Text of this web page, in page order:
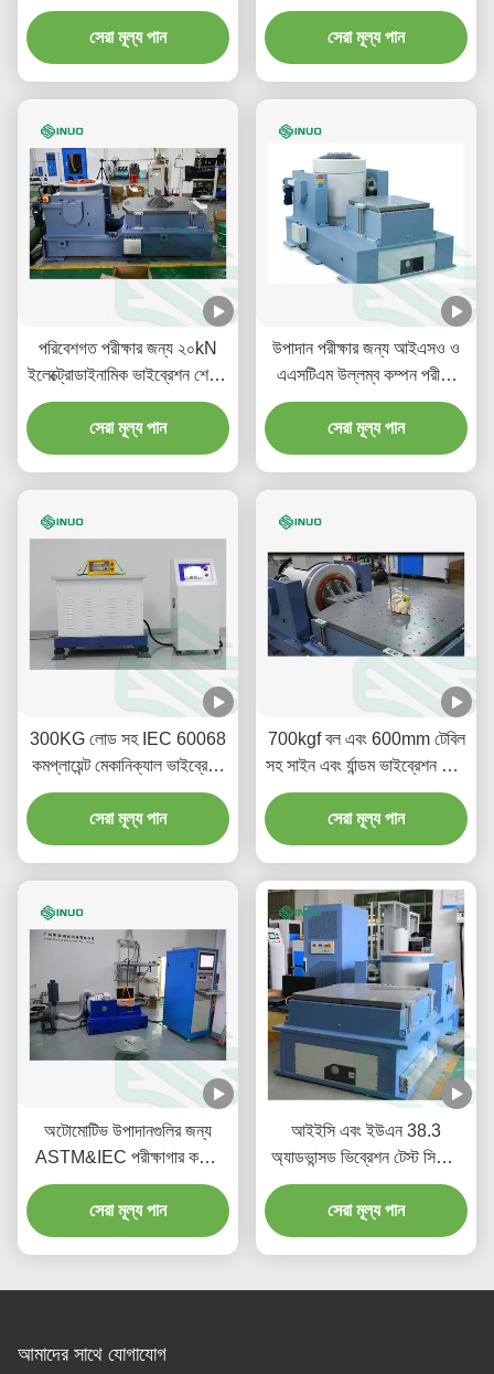
১০০ গ্রাম ত্বরণ
সেরা মূল্য পান
সেরা মূল্য পান
পরিবেশগত পরীক্ষার জন্য ২০kN
ইলেক্ট্রোডাইনামিক ভাইব্রেশন শেকার
(MIL-STD-810G)
সেরা মূল্য পান
উপাদান পরীক্ষার জন্য আইএসও ও
এএসটিএম উল্লম্ব কম্পন পরীক্ষা
সরঞ্জাম
সেরা মূল্য পান
300KG লোড সহ IEC 60068
কমপ্লায়েন্ট মেকানিক্যাল ভাইব্রেশন
টেস্টিং মেশিন
সেরা মূল্য পান
700kgf বল এবং 600mm টেবিল
সহ সাইন এবং র্যান্ডম ভাইব্রেশন টেস্ট
সিস্টেম
সেরা মূল্য পান
অটোমোটিভ উপাদানগুলির জন্য
ASTM&IEC পরীক্ষাগার কম্পন
পরীক্ষার সরঞ্জাম
সেরা মূল্য পান
আইইসি এবং ইউএন 38.3
অ্যাডভান্সড ভিব্রেশন টেস্ট সিস্টেম
3200kgf ফোর্স সহ
সেরা মূল্য পান
আমাদের সাথে যোগাযোগ